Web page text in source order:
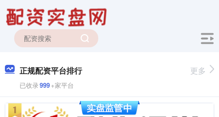
正规配资平台排行
已收录999+家平台
更多